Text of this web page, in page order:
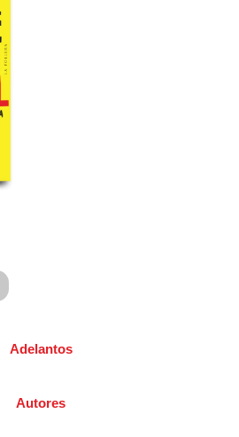
Adelantos
Autores